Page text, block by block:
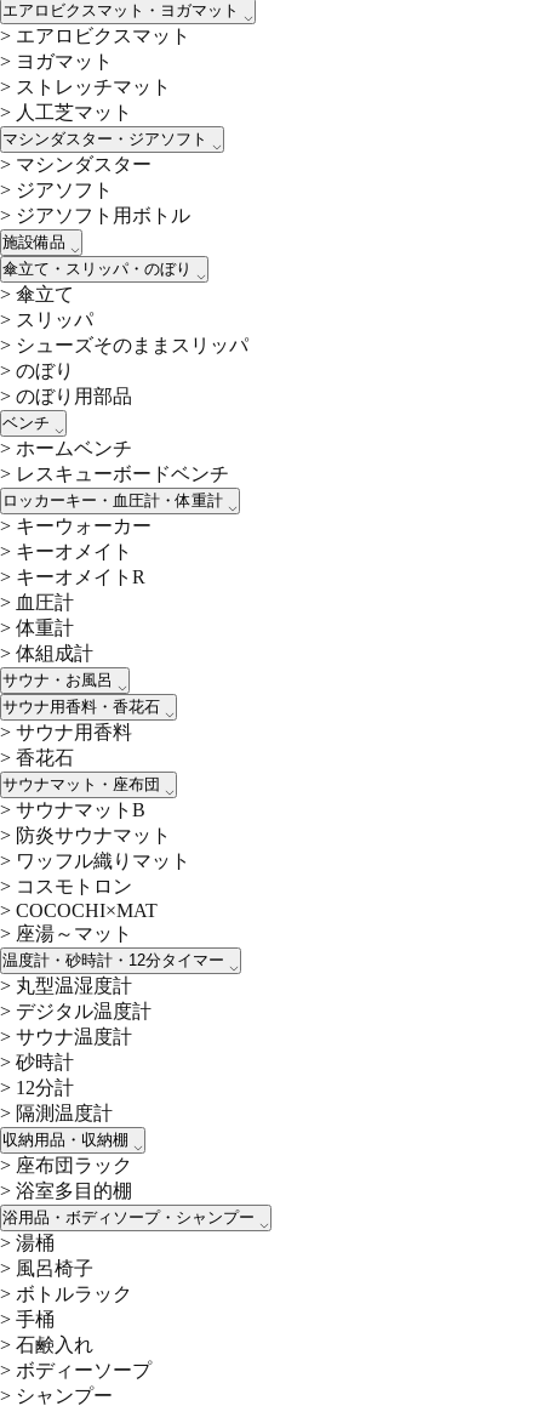
エアロビクスマット・ヨガマット
> エアロビクスマット
> ヨガマット
> ストレッチマット
> 人工芝マット
マシンダスター・ジアソフト
> マシンダスター
> ジアソフト
> ジアソフト用ボトル
施設備品
傘立て・スリッパ・のぼり
> 傘立て
> スリッパ
> シューズそのままスリッパ
> のぼり
> のぼり用部品
ベンチ
> ホームベンチ
> レスキューボードベンチ
ロッカーキー・血圧計・体重計
> キーウォーカー
> キーオメイト
> キーオメイトR
> 血圧計
> 体重計
> 体組成計
サウナ・お風呂
サウナ用香料・香花石
> サウナ用香料
> 香花石
サウナマット・座布団
> サウナマットB
> 防炎サウナマット
> ワッフル織りマット
> コスモトロン
> COCOCHI×MAT
> 座湯～マット
温度計・砂時計・12分タイマー
> 丸型温湿度計
> デジタル温度計
> サウナ温度計
> 砂時計
> 12分計
> 隔測温度計
収納用品・収納棚
> 座布団ラック
> 浴室多目的棚
浴用品・ボディソープ・シャンプー
> 湯桶
> 風呂椅子
> ボトルラック
> 手桶
> 石鹸入れ
> ボディーソープ
> シャンプー